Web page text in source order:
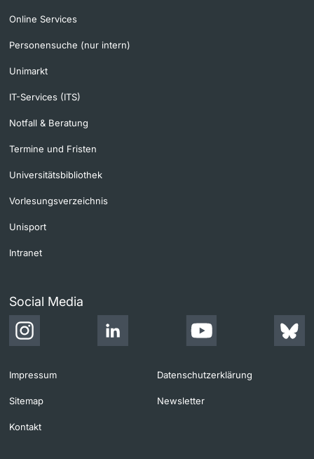
Online Services
Personensuche (nur intern)
Unimarkt
IT-Services (ITS)
Notfall & Beratung
Termine und Fristen
Universitätsbibliothek
Vorlesungsverzeichnis
Unisport
Intranet
Social Media
Impressum Datenschutzerklärung
Sitemap Newsletter
Kontakt